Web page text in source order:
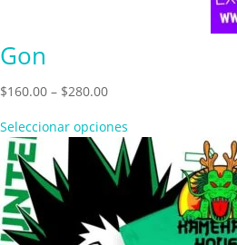
Gon
$160.00 – $280.00Price
$160.00
through
$280.00
Seleccionar opciones